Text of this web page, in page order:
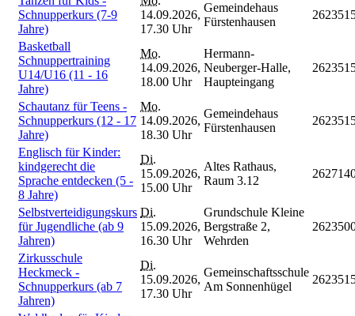
Schnupperkurs (7-9
Jahre)
14.09.2026,
17.30 Uhr
Gemeindehaus
Fürstenhausen
Basketball
Schnuppertraining
U14/U16 (11 - 16
Jahre)
Mo.
14.09.2026,
18.00 Uhr
Hermann-
Neuberger-Halle,
Haupteingang
Schautanz für Teens -
Schnupperkurs (12 - 17
Jahre)
Mo.
14.09.2026,
18.30 Uhr
Gemeindehaus
Fürstenhausen
Englisch für Kinder:
kindgerecht die
Sprache entdecken (5 -
8 Jahre)
Di.
15.09.2026,
15.00 Uhr
Altes Rathaus,
Raum 3.12
Selbstverteidigungskurs
für Jugendliche (ab 9
Jahren)
Di.
15.09.2026,
16.30 Uhr
Grundschule Kleine
Bergstraße 2,
Wehrden
Zirkusschule
Heckmeck -
Schnupperkurs (ab 7
Jahren)
Di.
15.09.2026,
17.30 Uhr
Gemeinschaftsschule
Am Sonnenhügel